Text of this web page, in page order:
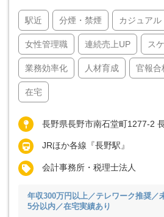
駅近 分煙・禁煙 カジュアル
女性管理職 連続売上UP ス
業務効率化 人材育成 官報合
在宅
長野県長野市南石堂町1277-2
JRほか各線『長野駅』
会計事務所・税理士法人
年収300万円以上／テレワーク推奨／
5分以内／在宅実績あり